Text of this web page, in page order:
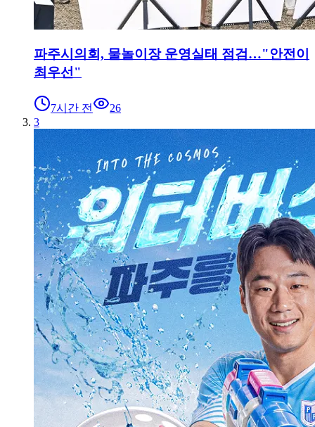
파주시의회, 물놀이장 운영실태 점검…"안전이
최우선"
7시간 전
26
3